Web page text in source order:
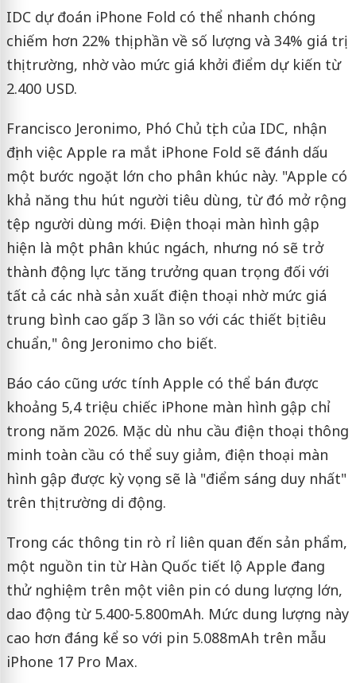
IDC dự đoán iPhone Fold có thể nhanh chóng
chiếm hơn 22% thị phần về số lượng và 34% giá trị
thị trường, nhờ vào mức giá khởi điểm dự kiến từ
2.400 USD.
Francisco Jeronimo, Phó Chủ tịch của IDC, nhận
định việc Apple ra mắt iPhone Fold sẽ đánh dấu
một bước ngoặt lớn cho phân khúc này. "Apple có
khả năng thu hút người tiêu dùng, từ đó mở rộng
tệp người dùng mới. Điện thoại màn hình gập
hiện là một phân khúc ngách, nhưng nó sẽ trở
thành động lực tăng trưởng quan trọng đối với
tất cả các nhà sản xuất điện thoại nhờ mức giá
trung bình cao gấp 3 lần so với các thiết bị tiêu
chuẩn," ông Jeronimo cho biết.
Báo cáo cũng ước tính Apple có thể bán được
khoảng 5,4 triệu chiếc iPhone màn hình gập chỉ
trong năm 2026. Mặc dù nhu cầu điện thoại thông
minh toàn cầu có thể suy giảm, điện thoại màn
hình gập được kỳ vọng sẽ là "điểm sáng duy nhất"
trên thị trường di động.
Trong các thông tin rò rỉ liên quan đến sản phẩm,
một nguồn tin từ Hàn Quốc tiết lộ Apple đang
thử nghiệm trên một viên pin có dung lượng lớn,
dao động từ 5.400-5.800mAh. Mức dung lượng này
cao hơn đáng kể so với pin 5.088mAh trên mẫu
iPhone 17 Pro Max.